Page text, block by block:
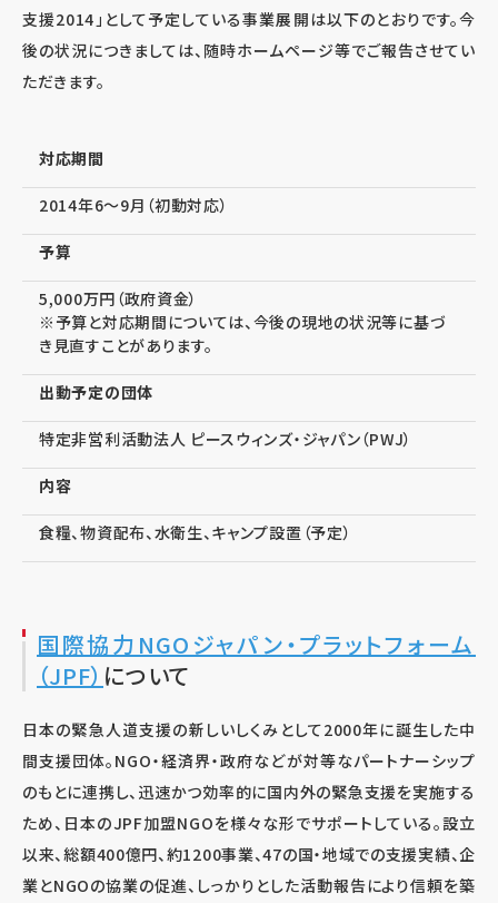
支援2014」として予定している事業展開は以下のとおりです。今
後の状況につきましては、随時ホームページ等でご報告させてい
ただきます。
対応期間
2014年6～9月（初動対応）
予算
5,000万円（政府資金）
※予算と対応期間については、今後の現地の状況等に基づ
き見直すことがあります。
出動予定の団体
特定非営利活動法人 ピースウィンズ・ジャパン（PWJ）
内容
食糧、物資配布、水衛生、キャンプ設置（予定）
国際協力NGOジャパン・プラットフォーム
（JPF） について
日本の緊急人道支援の新しいしくみとして2000年に誕生した中
間支援団体。NGO・経済界・政府などが対等なパートナーシップ
のもとに連携し、迅速かつ効率的に国内外の緊急支援を実施する
ため、日本のJPF加盟NGOを様々な形でサポートしている。設立
以来、総額400億円、約1200事業、47の国・地域での支援実績、企
業とNGOの協業の促進、しっかりとした活動報告により信頼を築